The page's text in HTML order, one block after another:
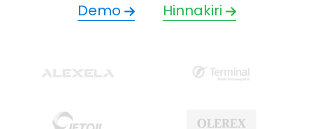
Demo Hinnakiri